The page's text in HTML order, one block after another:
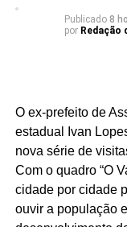
Contas do Estado
54,3 bilhões, um
A experiência
municipal em
sua campanha.
resultados
previdenciários
revelou passivos,
Publicado 8
por Redação
O ex-prefeito de
estadual Ivan
nova série de
Com o quadro “O
cidade por cidade
ouvir a população